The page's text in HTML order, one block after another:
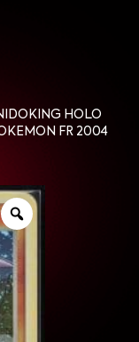
HOLO
FR 2004